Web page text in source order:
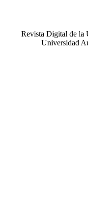
Revista Digital de la
Universidad